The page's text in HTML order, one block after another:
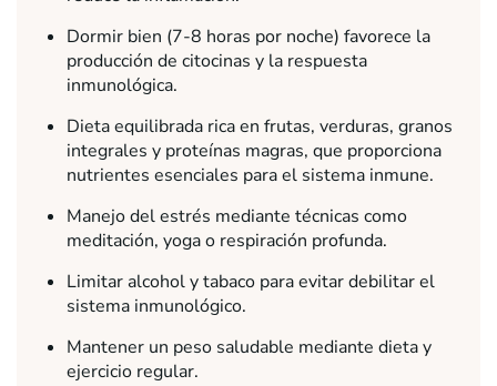
Dormir bien (7-8 horas por noche) favorece la
producción de citocinas y la respuesta
inmunológica.
Dieta equilibrada rica en frutas, verduras, granos
integrales y proteínas magras, que proporciona
nutrientes esenciales para el sistema inmune.
Manejo del estrés mediante técnicas como
meditación, yoga o respiración profunda.
Limitar alcohol y tabaco para evitar debilitar el
sistema inmunológico.
Mantener un peso saludable mediante dieta y
ejercicio regular.